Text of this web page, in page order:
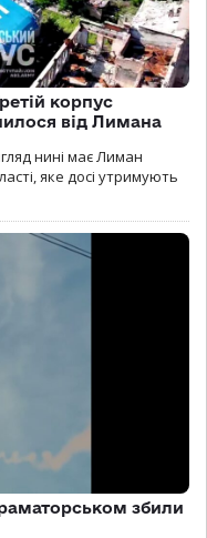
корпус
від Лимана
нині має Лиман
яке досі утримують
збили